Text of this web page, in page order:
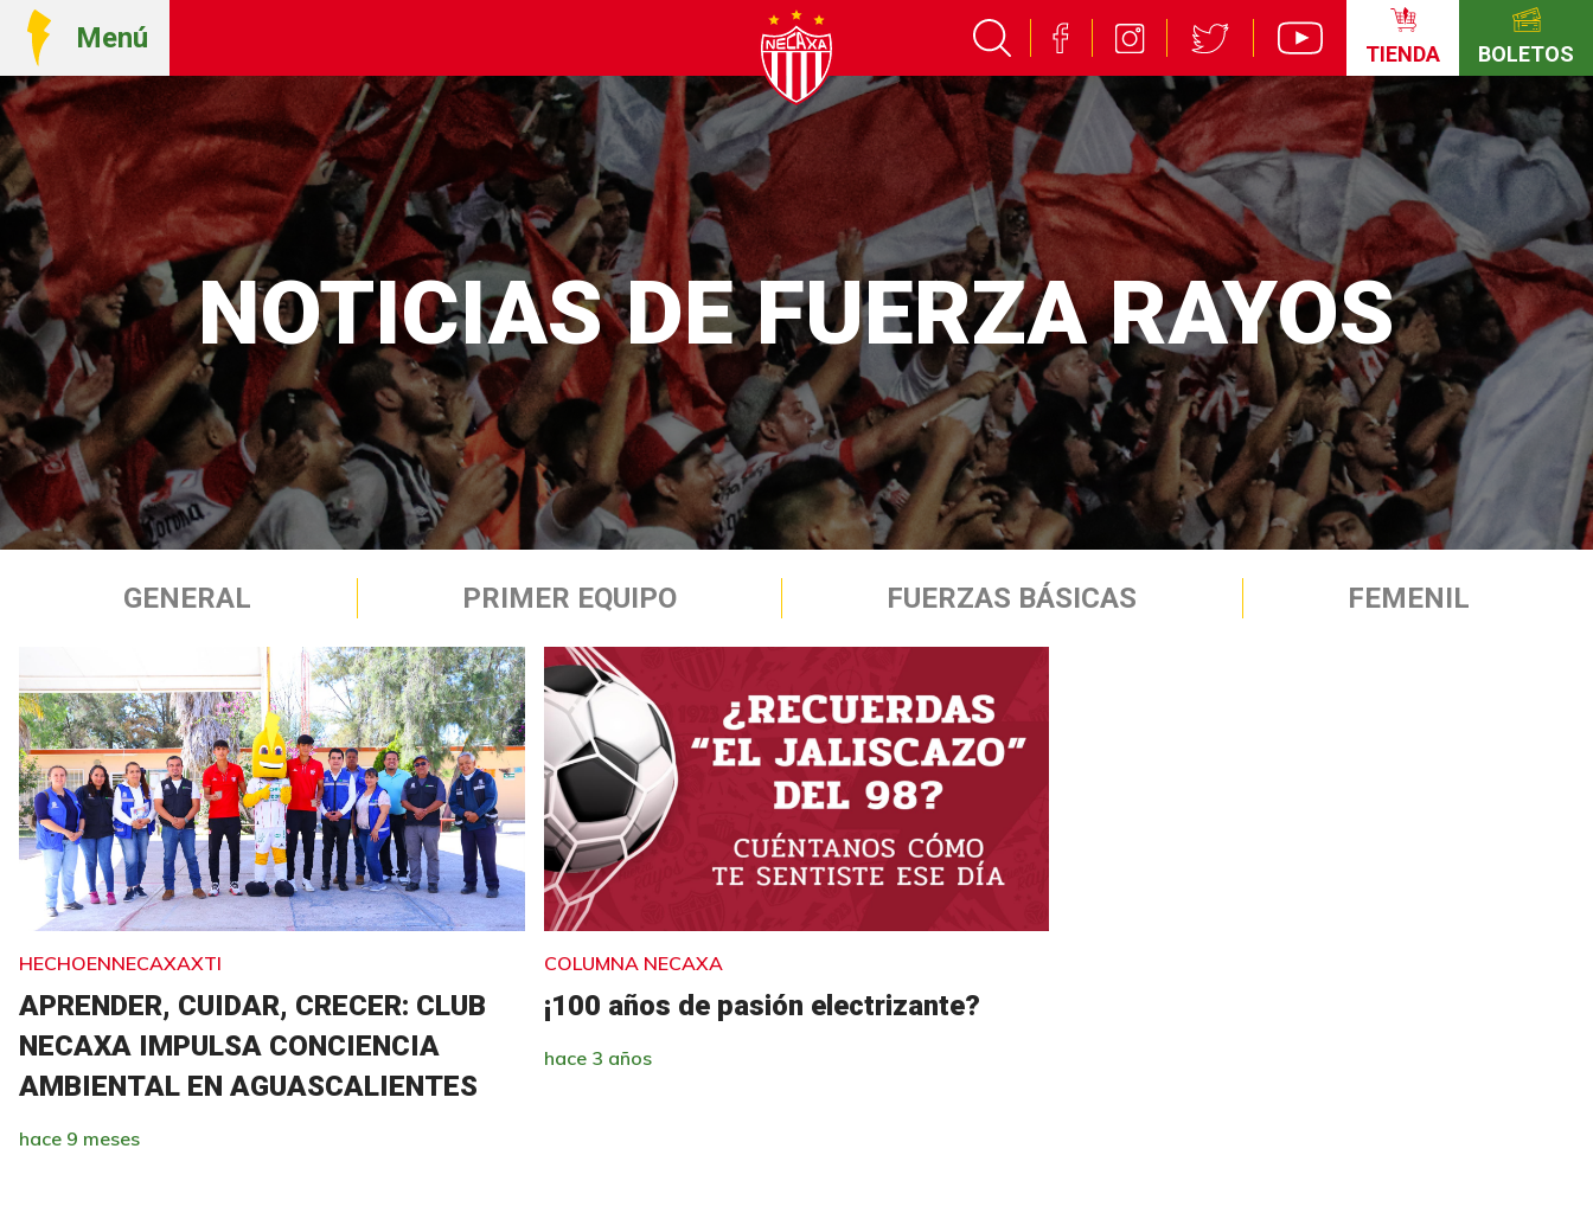
Menú TIENDA BOLETOS
NOTICIAS DE FUERZA RAYOS
GENERAL PRIMER EQUIPO FUERZAS BÁSICAS FEMENIL
HECHOENNECAXAXTI
APRENDER, CUIDAR, CRECER: CLUB
NECAXA IMPULSA CONCIENCIA
AMBIENTAL EN AGUASCALIENTES
hace 9 meses
COLUMNA NECAXA
¡100 años de pasión electrizante?
hace 3 años